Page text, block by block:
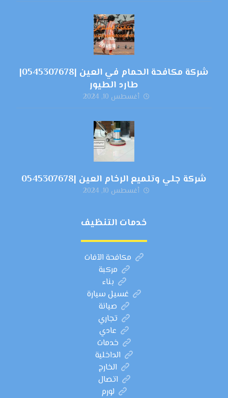
شركة مكافحة الحمام في العين |0545307678|
طارد الطيور
أغسطس 10, 2024
شركة جلي وتلميع الرخام العين |0545307678
أغسطس 10, 2024
خدمات التنظيف
مكافحة الآفات
مركبة
بناء
غسيل سيارة
صيانة
تجاري
عادي
خدمات
الداخلية
الخارج
اتصال
لورم